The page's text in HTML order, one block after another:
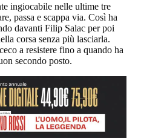
ingiocabile nelle ultime tre
passa e scappa via. Così ha
davanti Filip Salac per poi
corsa senza più lasciarla.
a resistere fino a quando ha
secondo posto.